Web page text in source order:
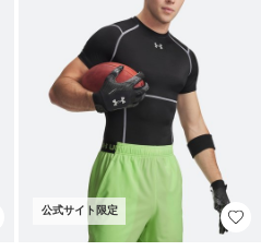
公式サイト限定